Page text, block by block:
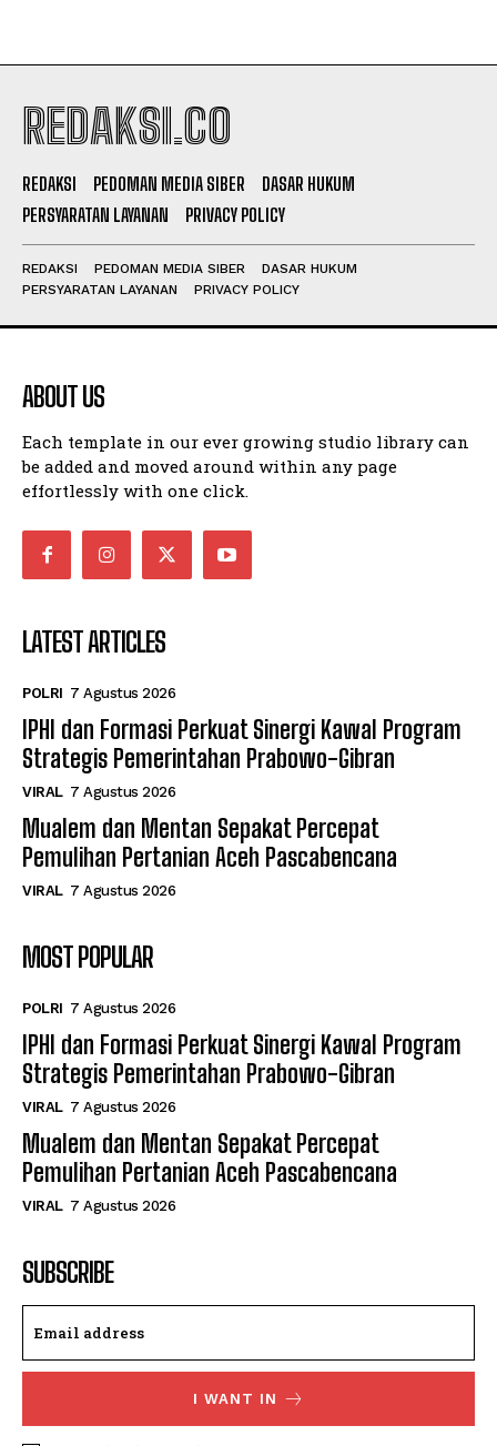
REDAKSI.CO
REDAKSI PEDOMAN MEDIA SIBER
DASAR HUKUM
PERSYARATAN LAYANAN
PRIVACY POLICY
REDAKSI PEDOMAN MEDIA SIBER
DASAR HUKUM
PERSYARATAN LAYANAN
PRIVACY POLICY
ABOUT US
Each template in our ever growing studio library can
be added and moved around within any page
effortlessly with one click.
LATEST ARTICLES
POLRI 7 Agustus 2026
IPHI dan Formasi Perkuat Sinergi Kawal Program
Strategis Pemerintahan Prabowo-Gibran
VIRAL 7 Agustus 2026
Mualem dan Mentan Sepakat Percepat
Pemulihan Pertanian Aceh Pascabencana
VIRAL 7 Agustus 2026
MOST POPULAR
POLRI 7 Agustus 2026
IPHI dan Formasi Perkuat Sinergi Kawal Program
Strategis Pemerintahan Prabowo-Gibran
VIRAL 7 Agustus 2026
Mualem dan Mentan Sepakat Percepat
Pemulihan Pertanian Aceh Pascabencana
VIRAL 7 Agustus 2026
SUBSCRIBE
I WANT IN